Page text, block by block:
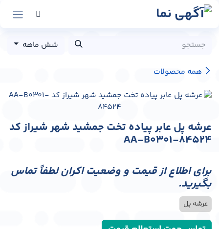
پرش به محتوا
همه محصولات
شش ماهه
عرشه پل عابر پیاده تخت جمشید شهر شیراز کد
AA-B0301-84524
برای اطلاع از قیمت و وضعیت اکران لطفاً تماس
بگیرید.
عرشه پل